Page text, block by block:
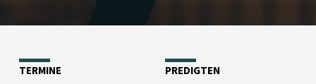
TERMINE PREDIGTEN